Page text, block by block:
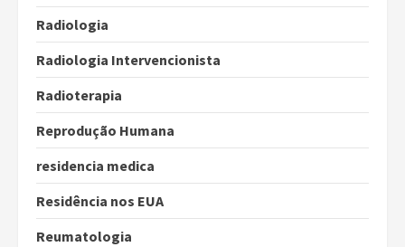
Radiologia
Radiologia Intervencionista
Radioterapia
Reprodução Humana
residencia medica
Residência nos EUA
Reumatologia